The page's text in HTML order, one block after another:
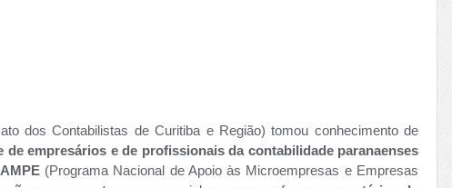
dos Contabilistas de Curitiba e Região) tomou conhecimento de
de empresários e de profissionais da contabilidade paranaenses
(Programa Nacional de Apoio às Microempresas e Empresas